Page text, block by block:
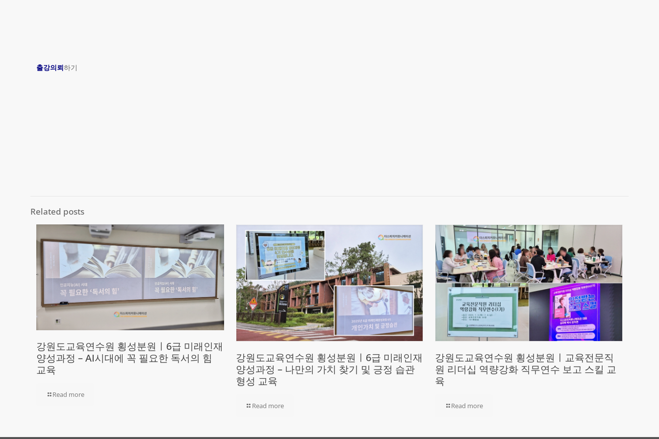
출강의뢰하기
Related posts
강원도교육연수원 횡성분원ㅣ6급 미래인재
양성과정 – AI시대에 꼭 필요한 독서의 힘
교육
Read more
강원도교육연수원 횡성분원ㅣ6급 미래인재
양성과정 – 나만의 가치 찾기 및 긍정 습관
형성 교육
Read more
강원도교육연수원 횡성분원ㅣ교육전문직
원 리더십 역량강화 직무연수 보고 스킬 교
육
Read more